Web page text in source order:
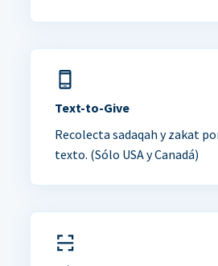
Text-to-Give
Recolecta sadaqah y zakat
texto. (Sólo USA y Canadá)